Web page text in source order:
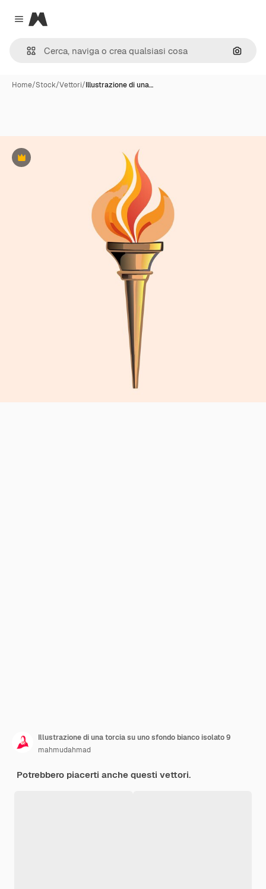
Close menu
Magnific
Cerca
Home/Stock/Vettori/Illustrazione di una…
Premium
Illustrazione di una torcia su uno sfondo bianco isolato 9
mahmudahmad
Potrebbero piacerti anche questi vettori.